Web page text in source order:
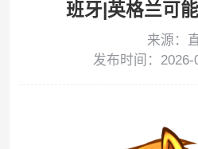
班牙|英格兰可
来源：
发布时间：2026-